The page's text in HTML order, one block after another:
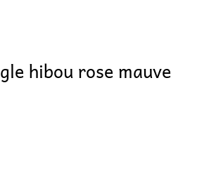
hibou rose mauve